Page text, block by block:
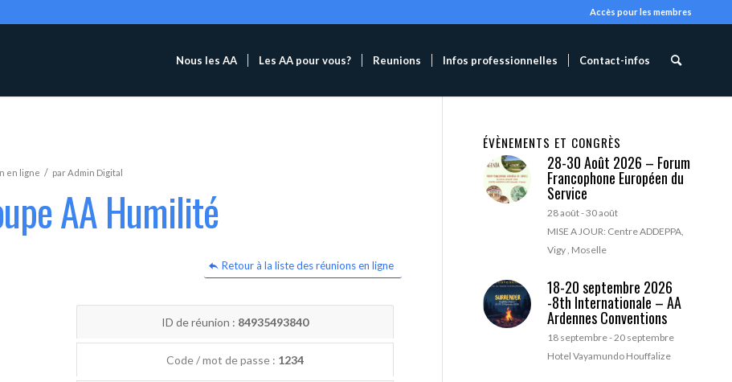
Accès pour les membres
Nous les AA Les AA pour vous? Reunions Infos professionnelles Contact-infos
en ligne / parAdmin Digital
AA Humilité
Retour à la liste des réunions en ligne
ID de réunion : 84935493840
Code / mot de passe : 1234
ÉVÈNEMENTS ET CONGRÈS
28-30 Août 2026 – Forum
Francophone Européen du
Service
28 août-30 août
MISE A JOUR: Centre ADDEPPA,
Vigy , Moselle
18-20 septembre 2026
-8th Internationale – AA
Ardennes Conventions
18 septembre-20 septembre
Hotel Vayamundo Houffalize